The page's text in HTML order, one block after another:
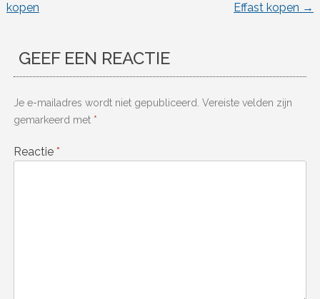
kopen
Effast kopen →
GEEF EEN REACTIE
Je e-mailadres wordt niet gepubliceerd. Vereiste velden zijn
gemarkeerd met *
Reactie *